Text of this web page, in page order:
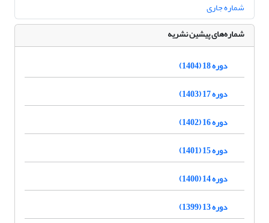
شماره جاری
شماره‌های پیشین نشریه
دوره 18 (1404)
دوره 17 (1403)
دوره 16 (1402)
دوره 15 (1401)
دوره 14 (1400)
دوره 13 (1399)